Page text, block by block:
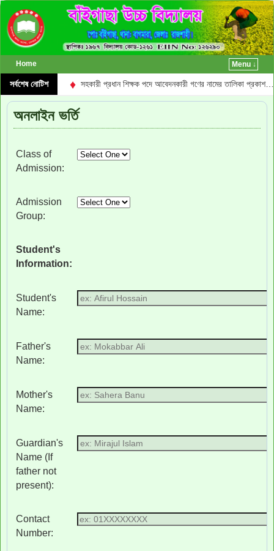
Home Menu ↓
সর্বশেষ নোটিশ
প্রকাশ… ♦ সহকারী প্রধান শিক্ষক পদে আবেদনকারী গণের নামের তালিকা প্রকাশ…
অনলাইন ভর্তি
Class of
Admission:
Admission
Group:
Student's
Information:
Student's
Name:
Father's
Name:
Mother's
Name:
Guardian's
Name (If
father not
present):
Contact
Number: